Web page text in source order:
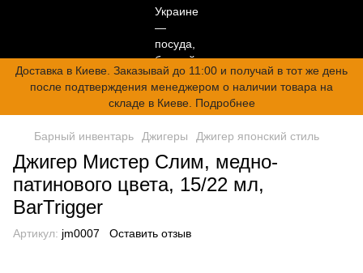
Доставка в Киеве. Заказывай до 11:00 и получай в тот же день
после подтверждения менеджером о наличии товара на
складе в Киеве. Подробнее
Барный инвентарь Джигеры Джигер японский стиль
Джигер Мистер Слим, медно-
патинового цвета, 15/22 мл,
BarTrigger
Артикул: jm0007 Оставить отзыв